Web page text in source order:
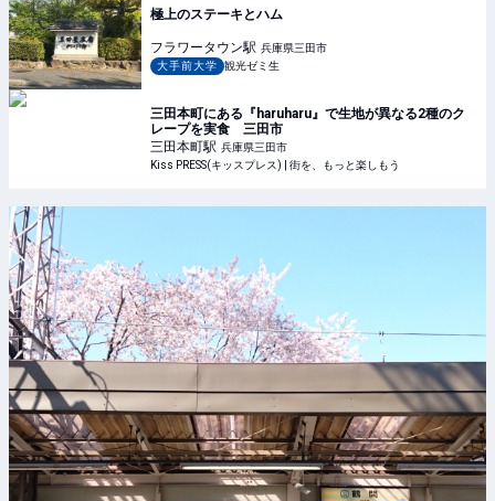
極上のステーキとハム
フラワータウン駅 兵庫県三田市
大手前大学
観光ゼミ生
三田本町にある『haruharu』で生地が異なる2種のク
レープを実食 三田市
三田本町駅 兵庫県三田市
Kiss PRESS(キッスプレス) | 街を、もっと楽しもう